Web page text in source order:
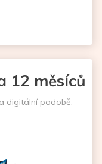
12 měsíců
digitální podobě.